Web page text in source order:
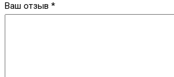
Ваш отзыв *